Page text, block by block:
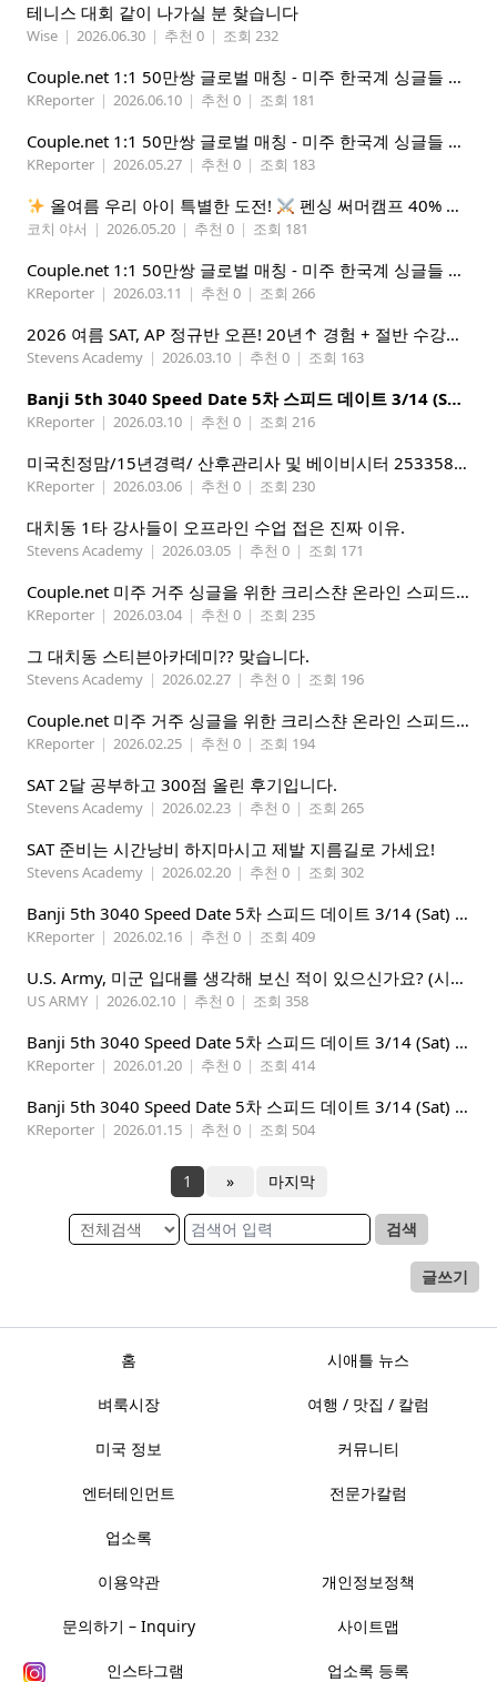
테니스 대회 같이 나가실 분 찾습니다
Wise | 2026.06.30 | 추천 0 | 조회 232
Couple.net 1:1 50만쌍 글로벌 매칭 - 미주 한국계 싱글들 모이세요
KReporter | 2026.06.10 | 추천 0 | 조회 181
Couple.net 1:1 50만쌍 글로벌 매칭 - 미주 한국계 싱글들 모이세요
KReporter | 2026.05.27 | 추천 0 | 조회 183
올여름 우리 아이 특별한 도전! 펜싱 써머캠프 40% 선착순 할인
코치 야서 | 2026.05.20 | 추천 0 | 조회 181
Couple.net 1:1 50만쌍 글로벌 매칭 - 미주 한국계 싱글들 모이세요
KReporter | 2026.03.11 | 추천 0 | 조회 266
2026 여름 SAT, AP 정규반 오픈! 20년↑ 경험 + 절반 수강료 (얼리버드 5%할인)
Stevens Academy | 2026.03.10 | 추천 0 | 조회 163
Banji 5th 3040 Speed Date 5차 스피드 데이트 3/14 (Sat) 5-8PM
KReporter | 2026.03.10 | 추천 0 | 조회 216
미국친정맘/15년경력/ 산후관리사 및 베이비시터 2533580937 mom1004usa.com / 미주전지역파견업무
KReporter | 2026.03.06 | 추천 0 | 조회 230
대치동 1타 강사들이 오프라인 수업 접은 진짜 이유.
Stevens Academy | 2026.03.05 | 추천 0 | 조회 171
Couple.net 미주 거주 싱글을 위한 크리스챤 온라인 스피드데이트
KReporter | 2026.03.04 | 추천 0 | 조회 235
그 대치동 스티븐아카데미?? 맞습니다.
Stevens Academy | 2026.02.27 | 추천 0 | 조회 196
Couple.net 미주 거주 싱글을 위한 크리스챤 온라인 스피드데이트
KReporter | 2026.02.25 | 추천 0 | 조회 194
SAT 2달 공부하고 300점 올린 후기입니다.
Stevens Academy | 2026.02.23 | 추천 0 | 조회 265
SAT 준비는 시간낭비 하지마시고 제발 지름길로 가세요!
Stevens Academy | 2026.02.20 | 추천 0 | 조회 302
Banji 5th 3040 Speed Date 5차 스피드 데이트 3/14 (Sat) 5-8PM
KReporter | 2026.02.16 | 추천 0 | 조회 409
U.S. Army, 미군 입대를 생각해 보신 적이 있으신가요? (시애틀 미군 입대)
US ARMY | 2026.02.10 | 추천 0 | 조회 358
Banji 5th 3040 Speed Date 5차 스피드 데이트 3/14 (Sat) 5-8PM
KReporter | 2026.01.20 | 추천 0 | 조회 414
Banji 5th 3040 Speed Date 5차 스피드 데이트 3/14 (Sat) 5-8PM
KReporter | 2026.01.15 | 추천 0 | 조회 504
1 » 마지막
검색
글쓰기
홈 시애틀 뉴스
벼룩시장 여행 / 맛집 / 칼럼
미국 정보 커뮤니티
엔터테인먼트 전문가칼럼
업소록
이용약관 개인정보정책
문의하기 – Inquiry 사이트맵
인스타그램 업소록 등록